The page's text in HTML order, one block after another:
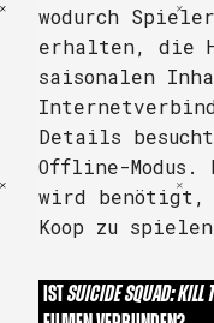
wodurch
erhalten, die
saisonalen
Details
Offline-Modus.
wird benötigt,
Koop zu
ISTSUICIDE SQUAD: KILL